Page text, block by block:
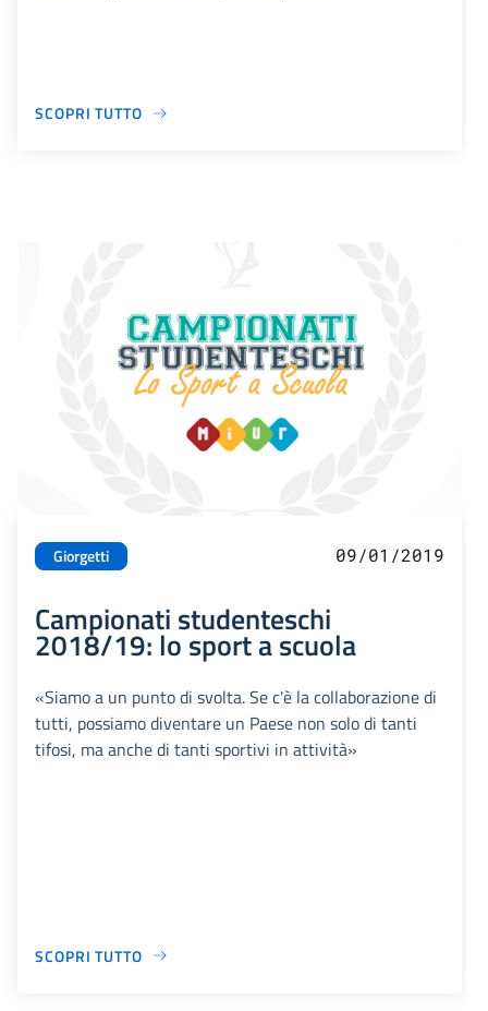
SCOPRI TUTTO
Giorgetti 09/01/2019
Campionati studenteschi
2018/19: lo sport a scuola
«Siamo a un punto di svolta. Se c'è la collaborazione di
tutti, possiamo diventare un Paese non solo di tanti
tifosi, ma anche di tanti sportivi in attività»
SCOPRI TUTTO